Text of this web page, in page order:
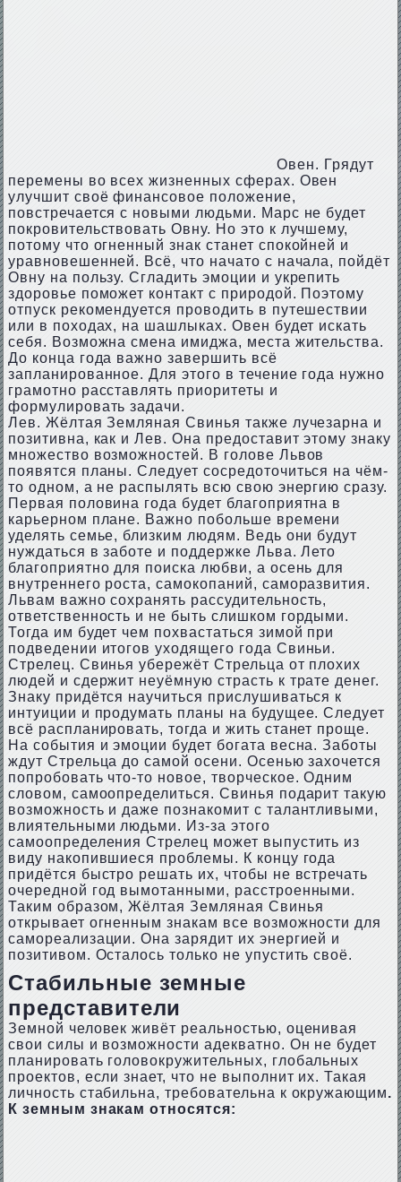
Овен. Грядут
перемены во всех жизненных сферах. Овен
улучшит своё финансовое положение,
повстречается с новыми людьми. Марс не будет
покровительствовать Овну. Но это к лучшему,
потому что огненный знак станет спокойней и
уравновешенней. Всё, что начато с начала, пойдёт
Овну на пользу. Сгладить эмоции и укрепить
здоровье поможет контакт с природой. Поэтому
отпуск рекомендуется проводить в путешествии
или в походах, на шашлыках. Овен будет искать
себя. Возможна смена имиджа, места жительства.
До конца года важно завершить всё
запланированное. Для этого в течение года нужно
грамотно расставлять приоритеты и
формулировать задачи.
Лев. Жёлтая Земляная Свинья также лучезарна и
позитивна, как и Лев. Она предоставит этому знаку
множество возможностей. В голове Львов
появятся планы. Следует сосредоточиться на чём-
то одном, а не распылять всю свою энергию сразу.
Первая половина года будет благоприятна в
карьерном плане. Важно побольше времени
уделять семье, близким людям. Ведь они будут
нуждаться в заботе и поддержке Льва. Лето
благоприятно для поиска любви, а осень для
внутреннего роста, самокопаний, саморазвития.
Львам важно сохранять рассудительность,
ответственность и не быть слишком гордыми.
Тогда им будет чем похвастаться зимой при
подведении итогов уходящего года Свиньи.
Стрелец. Свинья убережёт Стрельца от плохих
людей и сдержит неуёмную страсть к трате денег.
Знаку придётся научиться прислушиваться к
интуиции и продумать планы на будущее. Следует
всё распланировать, тогда и жить станет проще.
На события и эмоции будет богата весна. Заботы
ждут Стрельца до самой осени. Осенью захочется
попробовать что-то новое, творческое. Одним
словом, самоопределиться. Свинья подарит такую
возможность и даже познакомит с талантливыми,
влиятельными людьми. Из-за этого
самоопределения Стрелец может выпустить из
виду накопившиеся проблемы. К концу года
придётся быстро решать их, чтобы не встречать
очередной год вымотанными, расстроенными.
Таким образом, Жёлтая Земляная Свинья
открывает огненным знакам все возможности для
самореализации. Она зарядит их энергией и
позитивом. Осталось только не упустить своё.
Стабильные земные
представители
Земной человек живёт реальностью, оценивая
свои силы и возможности адекватно. Он не будет
планировать головокружительных, глобальных
проектов, если знает, что не выполнит их. Такая
личность стабильна, требовательна к окружающим.
К земным знакам относятся: